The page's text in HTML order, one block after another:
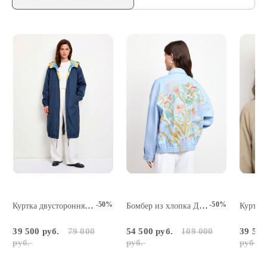
Куртка двусторонняя Божественная Мать -50%
39 500 руб.
79 000
руб.
Бомбер из хлопка Дерево Сейба -50%
54 500 руб.
109 000
руб.
39
руб.